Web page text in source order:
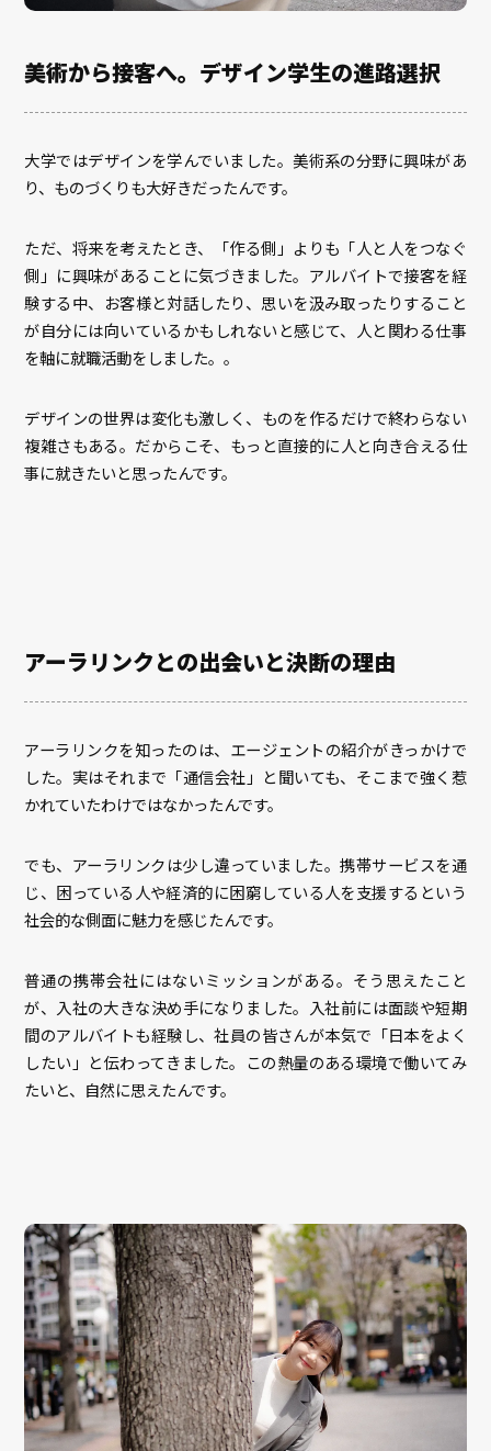
美術から接客へ。デザイン学生の進路選択
大学ではデザインを学んでいました。美術系の分野に興味があ
り、ものづくりも大好きだったんです。
ただ、将来を考えたとき、「作る側」よりも「人と人をつなぐ
側」に興味があることに気づきました。アルバイトで接客を経
験する中、お客様と対話したり、思いを汲み取ったりすること
が自分には向いているかもしれないと感じて、人と関わる仕事
を軸に就職活動をしました。。
デザインの世界は変化も激しく、ものを作るだけで終わらない
複雑さもある。だからこそ、もっと直接的に人と向き合える仕
事に就きたいと思ったんです。
アーラリンクとの出会いと決断の理由
アーラリンクを知ったのは、エージェントの紹介がきっかけで
した。実はそれまで「通信会社」と聞いても、そこまで強く惹
かれていたわけではなかったんです。
でも、アーラリンクは少し違っていました。携帯サービスを通
じ、困っている人や経済的に困窮している人を支援するという
社会的な側面に魅力を感じたんです。
普通の携帯会社にはないミッションがある。そう思えたこと
が、入社の大きな決め手になりました。入社前には面談や短期
間のアルバイトも経験し、社員の皆さんが本気で「日本をよく
したい」と伝わってきました。この熱量のある環境で働いてみ
たいと、自然に思えたんです。